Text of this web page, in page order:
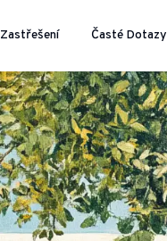
Zastřešení Časté Dotazy